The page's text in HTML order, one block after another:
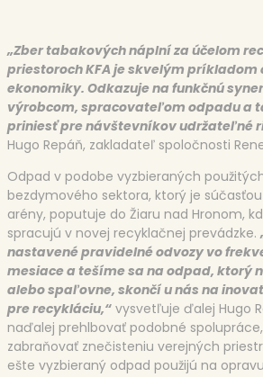
„Zber tabakových náplní za účelom
priestoroch KFA je skvelým príkladom
ekonomiky. Odkazuje na funkčnú
výrobcom, spracovateľom odpadu a
priniesť pre návštevníkov udržateľné
Hugo Repáň, zakladateľ spoločnosti
Odpad v podobe vyzbieraných
bezdymového sektora, ktorý je
arény, poputuje do Žiaru nad Hronom,
spracujú v novej recyklačnej prevádzke.
nastavené pravidelné odvozy vo
mesiace a tešíme sa na odpad, ktorý
alebo spaľovne, skončí u nás na
pre recykláciu,“ vysvetľuje ďalej Hugo
naďalej prehlbovať podobné
zabraňovať znečisteniu verejných
ešte vyzbieraný odpad použijú na